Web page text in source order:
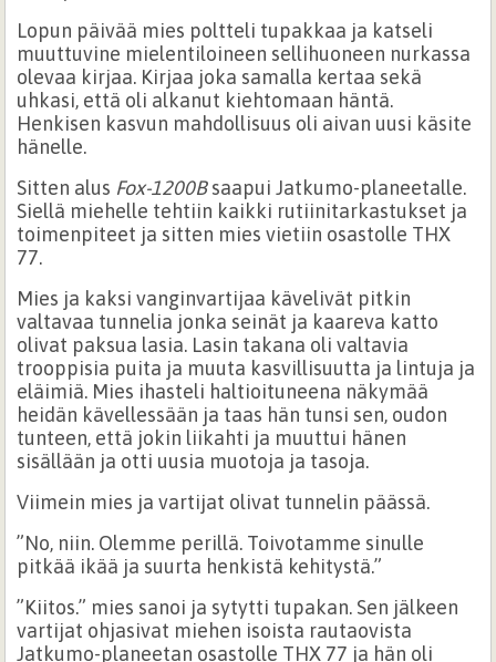
Lopun päivää mies poltteli tupakkaa ja katseli
muuttuvine mielentiloineen sellihuoneen nurkassa
olevaa kirjaa. Kirjaa joka samalla kertaa sekä
uhkasi, että oli alkanut kiehtomaan häntä.
Henkisen kasvun mahdollisuus oli aivan uusi käsite
hänelle.
Sitten alus Fox-1200Bsaapui Jatkumo-planeetalle.
Siellä miehelle tehtiin kaikki rutiinitarkastukset ja
toimenpiteet ja sitten mies vietiin osastolle THX
77.
Mies ja kaksi vanginvartijaa kävelivät pitkin
valtavaa tunnelia jonka seinät ja kaareva katto
olivat paksua lasia. Lasin takana oli valtavia
trooppisia puita ja muuta kasvillisuutta ja lintuja ja
eläimiä. Mies ihasteli haltioituneena näkymää
heidän kävellessään ja taas hän tunsi sen, oudon
tunteen, että jokin liikahti ja muuttui hänen
sisällään ja otti uusia muotoja ja tasoja.
Viimein mies ja vartijat olivat tunnelin päässä.
”No, niin. Olemme perillä. Toivotamme sinulle
pitkää ikää ja suurta henkistä kehitystä.”
”Kiitos.” mies sanoi ja sytytti tupakan. Sen jälkeen
vartijat ohjasivat miehen isoista rautaovista
Jatkumo-planeetan osastolle THX 77 ja hän oli